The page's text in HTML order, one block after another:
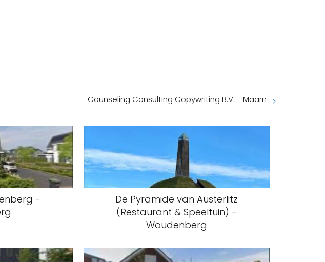
Counseling Consulting Copywriting B.V. - Maarn
-
De Pyramide van Austerlitz
(Restaurant & Speeltuin) -
Woudenberg